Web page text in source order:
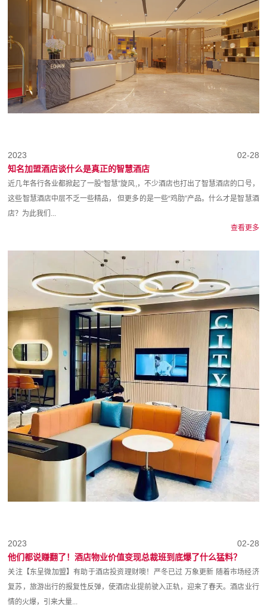
02-28
2023
知名加盟酒店谈什么是真正的智慧酒店
近几年各行各业都掀起了一股“智慧”旋风,，不少酒店也打出了智慧酒店的口号，
这些智慧酒店中层不乏一些精品， 但更多的是一些“鸡肋”产品。什么才是智慧酒
店？为此我们...
查看更多
02-28
2023
他们都说赚翻了！酒店物业价值变现总裁班到底爆了什么猛料？
关注【东呈微加盟】有助于酒店投资理财噢！严冬已过 万象更新 随着市场经济
复苏，旅游出行的报复性反弹，使酒店业提前驶入正轨，迎来了春天。酒店业行
情的火爆，引来大量...